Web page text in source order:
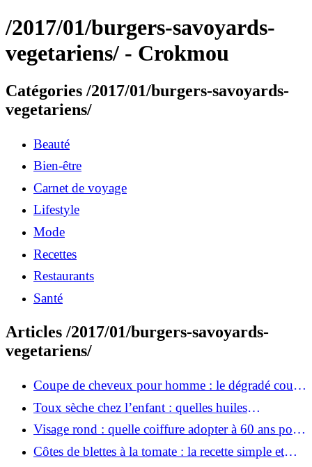
/2017/01/burgers-savoyards-
vegetariens/ - Crokmou
Catégories /2017/01/burgers-savoyards-
vegetariens/
Beauté
Bien-être
Carnet de voyage
Lifestyle
Mode
Recettes
Restaurants
Santé
Articles /2017/01/burgers-savoyards-
vegetariens/
Coupe de cheveux pour homme : le dégradé court
qui fait la différence
Toux sèche chez l’enfant : quelles huiles
essentielles sont vraiment efficaces ?
Visage rond : quelle coiffure adopter à 60 ans pour
paraître plus épanouie ?
Côtes de blettes à la tomate : la recette simple et